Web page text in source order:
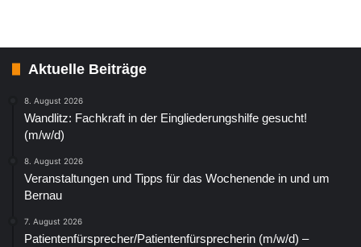
Aktuelle Beiträge
8. August 2026
Wandlitz: Fachkraft in der Eingliederungshilfe gesucht!
(m/w/d)
8. August 2026
Veranstaltungen und Tipps für das Wochenende in und um
Bernau
7. August 2026
Patientenfürsprecher/Patientenfürsprecherin (m/w/d) –